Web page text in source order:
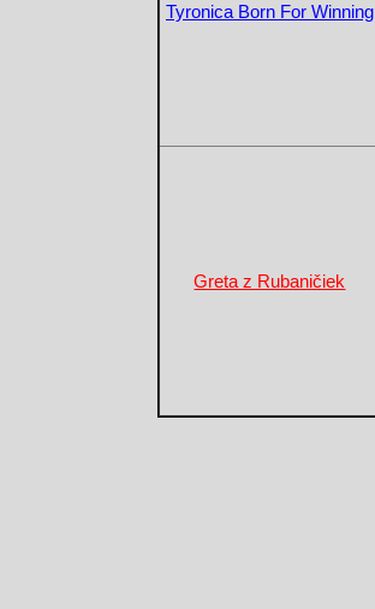
Tyronica Born For Winning
Greta z Rubaničiek